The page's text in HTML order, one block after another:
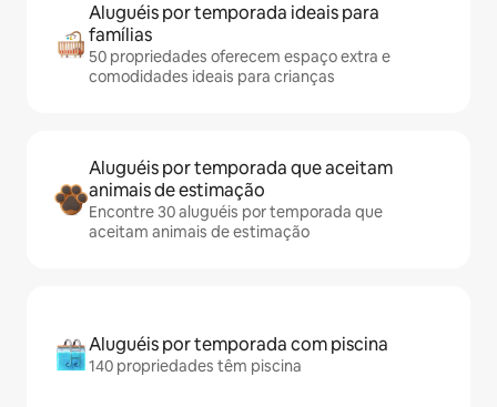
Aluguéis por temporada ideais para
famílias
50 propriedades oferecem espaço extra e
comodidades ideais para crianças
Aluguéis por temporada que aceitam
animais de estimação
Encontre 30 aluguéis por temporada que
aceitam animais de estimação
Aluguéis por temporada com piscina
140 propriedades têm piscina